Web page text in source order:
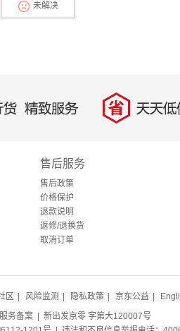
未解决
精致服务 省 天天低价
售后服务
售后政策
价格保护
退款说明
返修/退换货
取消订单
区 风险监测 隐私政策 京东公益
务备案| 新出发京零 字第大120007号